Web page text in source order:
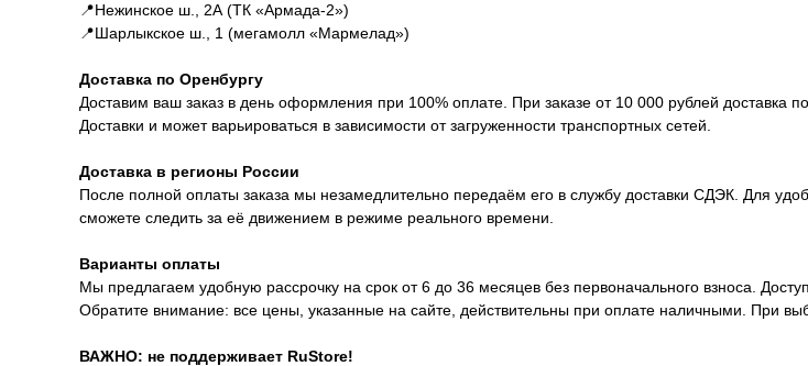
📍Нежинское ш., 2А (ТК «Армада-2»)
📍Шарлыкское ш., 1 (мегамолл «Мармелад»)
Доставка по Оренбургу
Доставим ваш заказ в день оформления при 100% оплате. При заказе от 10 000 рублей доставка
Доставки и может варьироваться в зависимости от загруженности транспортных сетей.
Доставка в регионы России
После полной оплаты заказа мы незамедлительно передаём его в службу доставки СДЭК. Для
сможете следить за её движением в режиме реального времени.
Варианты оплаты
Мы предлагаем удобную рассрочку на срок от 6 до 36 месяцев без первоначального взноса.
Обратите внимание: все цены, указанные на сайте, действительны при оплате наличными. При
ВАЖНО: не поддерживает RuStore!